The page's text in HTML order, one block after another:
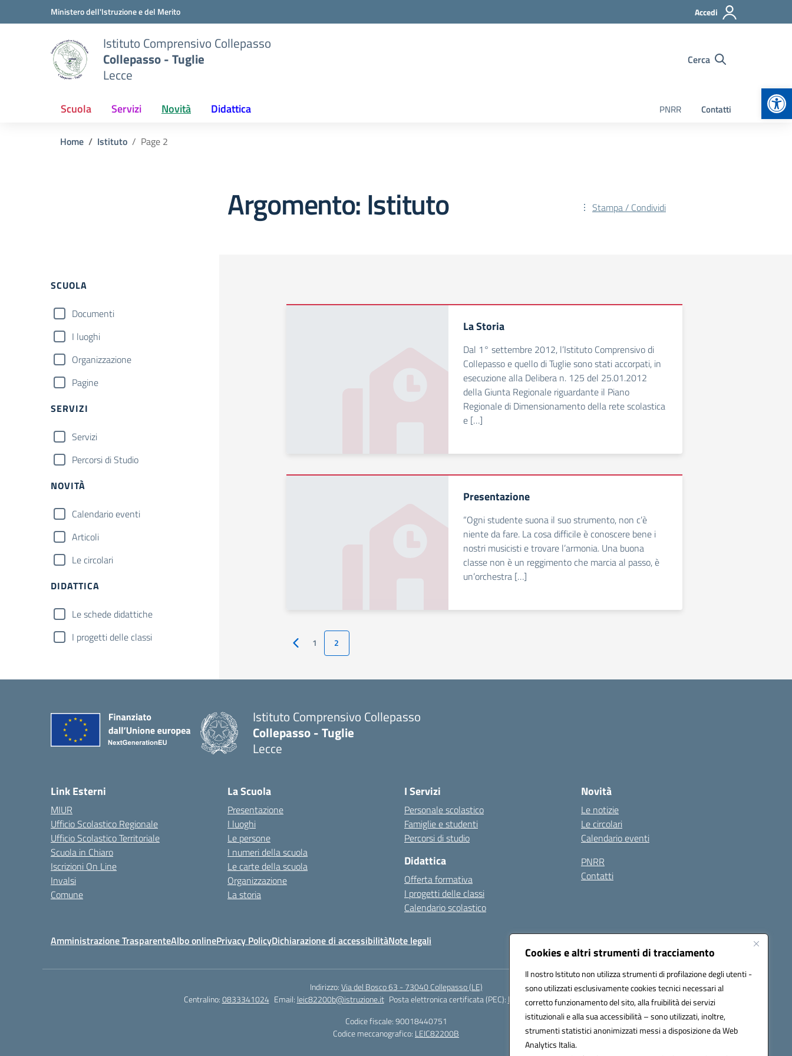
Cookies e altri strumenti di tracciamento
Il nostro Istituto non utilizza strumenti di profilazione degli utenti -
sono utilizzati esclusivamente cookies tecnici necessari al
corretto funzionamento del sito, alla fruibilità dei servizi
istituzionali e alla sua accessibilità – sono utilizzati, inoltre,
strumenti statistici anonimizzati messi a disposizione da Web
Analytics Italia.
Vai ai contenuti
Vai al menu di navigazioneMinistero dell'Istruzione e del Merito Accedi
Istituto Comprensivo Collepasso
Collepasso - Tuglie
Lecce
Cerca
Scuola Servizi Novità Didattica PNRR Contatti
Home Istituto Page 2
Argomento: Istituto Stampa / Condividi
Filtri
SCUOLA
Documenti
I luoghi
Organizzazione
Pagine
SERVIZI
Servizi
Percorsi di Studio
NOVITÀ
Calendario eventi
Articoli
Le circolari
DIDATTICA
Le schede didattiche
I progetti delle classi
La Storia
Dal 1° settembre 2012, l’Istituto Comprensivo di
Collepasso e quello di Tuglie sono stati accorpati, in
esecuzione alla Delibera n. 125 del 25.01.2012
della Giunta Regionale riguardante il Piano
Regionale di Dimensionamento della rete scolastica
e […]
Presentazione
“Ogni studente suona il suo strumento, non c’è
niente da fare. La cosa difficile è conoscere bene i
nostri musicisti e trovare l’armonia. Una buona
classe non è un reggimento che marcia al passo, è
un’orchestra […]
Pagina precedente
1 2
Istituto Comprensivo Collepasso
Collepasso - Tuglie
Lecce
Link Esterni
MIUR
Ufficio Scolastico Regionale
Ufficio Scolastico Territoriale
Scuola in Chiaro
Iscrizioni On Line
Invalsi
Comune
La Scuola
Presentazione
I luoghi
Le persone
I numeri della scuola
Le carte della scuola
Organizzazione
La storia
I Servizi
Personale scolastico
Famiglie e studenti
Percorsi di studio
Didattica
Offerta formativa
I progetti delle classi
Calendario scolastico
Novità
Le notizie
Le circolari
Calendario eventi
PNRR
Contatti
Amministrazione TrasparenteAlbo onlinePrivacy PolicyDichiarazione di accessibilitàNote legali
Indirizzo:Via del Bosco 63 - 73040 Collepasso (LE)
Centralino:0833341024 Email: leic82200b@istruzione.it Posta elettronica certificata (PEC): leic82200b@pec.istruzione.it
Codice fiscale: 90018440751
Codice meccanografico: LEIC82200B